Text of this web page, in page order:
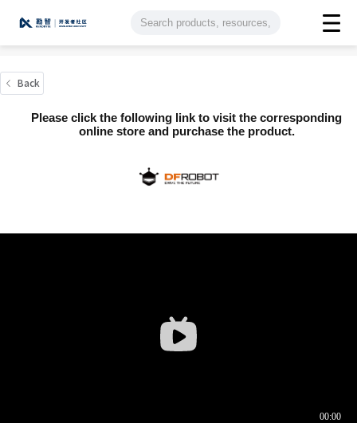
Back
Please click the following link to visit the corresponding
online store and purchase the product.